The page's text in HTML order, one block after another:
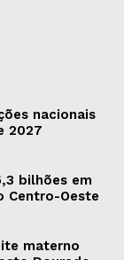
nacionais
2027
bilhões em
Centro-Oeste
materno